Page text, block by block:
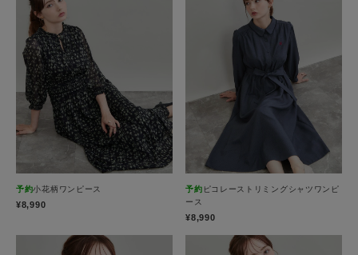
予約小花柄ワンピース
¥8,990
予約 ピコレーストリミングシャツワンピ
ース
¥8,990